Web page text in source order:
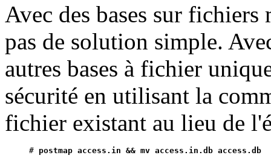
Avec des bases sur
pas de solution simple.
autres bases à fichier
sécurité en utilisant la
fichier existant au lieu de
# postmap access.in && mv access.in.db access.db